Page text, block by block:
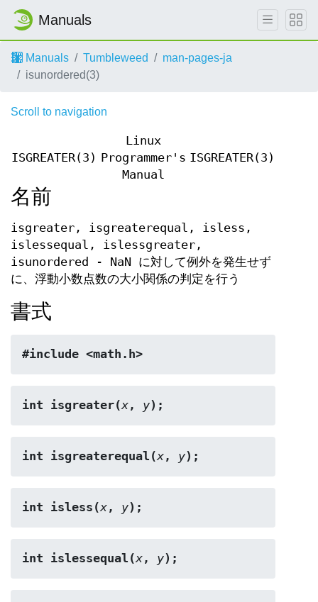
Manuals
Manuals Tumbleweed
man-pages-ja
isunordered(3)
Scroll to navigation
ISGREATER(3)
Linux
Programmer's
Manual
ISGREATER(3)
名前
isgreater, isgreaterequal, isless,
islessequal, islessgreater,
isunordered - NaN に対して例外を発生せず
に、浮動小数点数の大小関係の判定を行う
書式
#include <math.h>
int isgreater(x, y);
int isgreaterequal(x, y);
int isless(x, y);
int islessequal(x, y);